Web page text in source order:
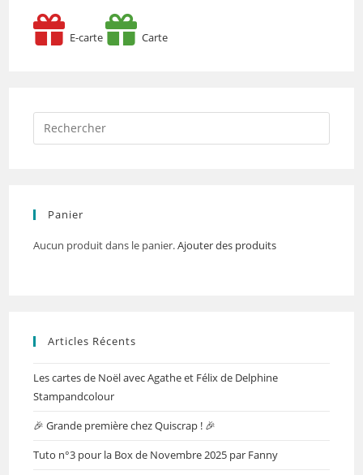
E-carte Carte
Panier
Aucun produit dans le panier.Ajouter des produits
Articles Récents
Les cartes de Noël avec Agathe et Félix de Delphine
Stampandcolour
🎉 Grande première chez Quiscrap ! 🎉
Tuto n°3 pour la Box de Novembre 2025 par Fanny